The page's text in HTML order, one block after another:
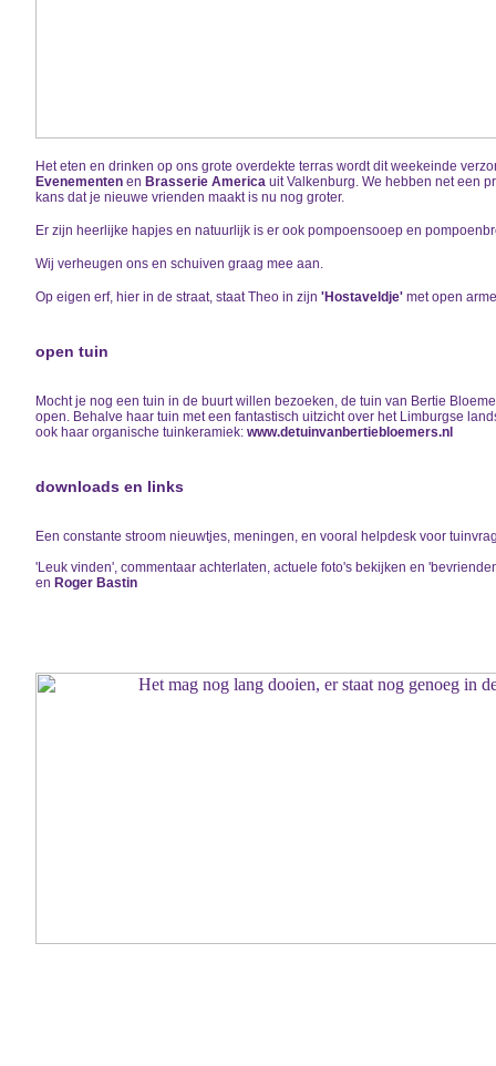
Het eten en drinken op ons grote overdekte terras wordt dit weekeinde
Evenementen en Brasserie America uit Valkenburg. We hebben net een
kans dat je nieuwe vrienden maakt is nu nog groter.
Er zijn heerlijke hapjes en natuurlijk is er ook pompoensooep en
Wij verheugen ons en schuiven graag mee aan.
Op eigen erf, hier in de straat, staat Theo in zijn 'Hostaveldje' met open
open tuin
Mocht je nog een tuin in de buurt willen bezoeken, de tuin van Bertie
open. Behalve haar tuin met een fantastisch uitzicht over het Limburgse
ook haar organische tuinkeramiek: www.detuinvanbertiebloemers.nl
downloads en links
Een constante stroom nieuwtjes, meningen, en vooral helpdesk voor
'Leuk vinden', commentaar achterlaten, actuele foto's bekijken en
en Roger Bastin